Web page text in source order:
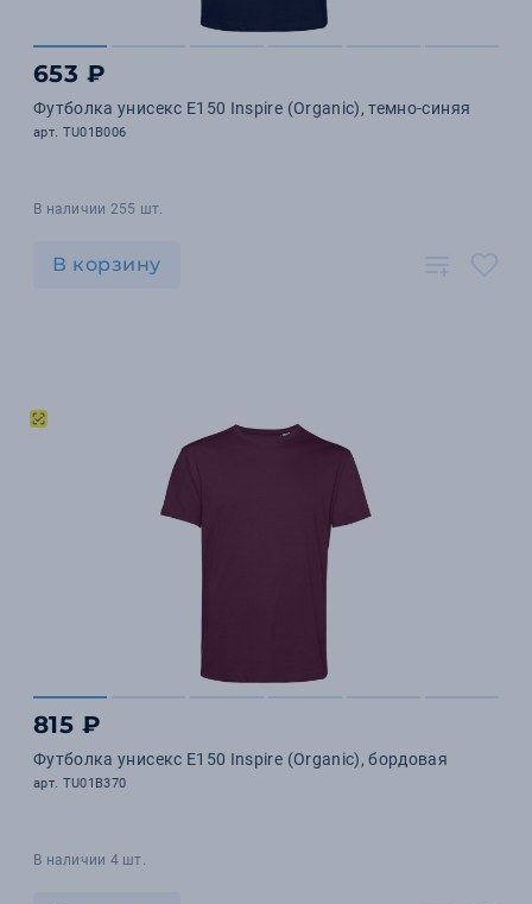
653 ₽
Футболка унисекс E150 Inspire (Organic), темно-синяя
арт. TU01B006
В наличии 255 шт.
В корзину
815 ₽
Футболка унисекс E150 Inspire (Organic), бордовая
арт. TU01B370
В наличии 4 шт.